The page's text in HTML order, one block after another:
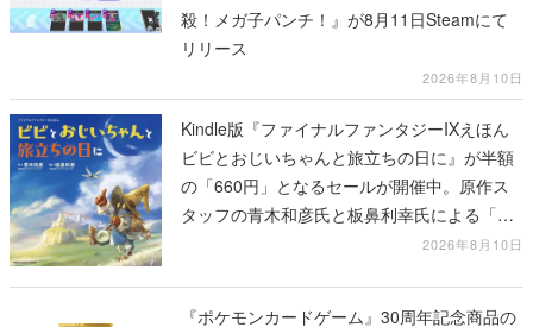
Kindle版『ファイナルファンタジーIXえほん
ビビとおじいちゃんと旅立ちの日に』が半額
の「660円」となるセールが開催中。原作ス
タッフの青木和彦氏と板鼻利幸氏による「ビ
ビ」の前日譚
2026年8月10日
『ポケモンカードゲーム』30周年記念商品の
抽選販売が本日12時より開始。拡張パック
「30th CELEBRATION」のボックスに、「プ
レミアムデッキセット エーフィ・ブラッキ